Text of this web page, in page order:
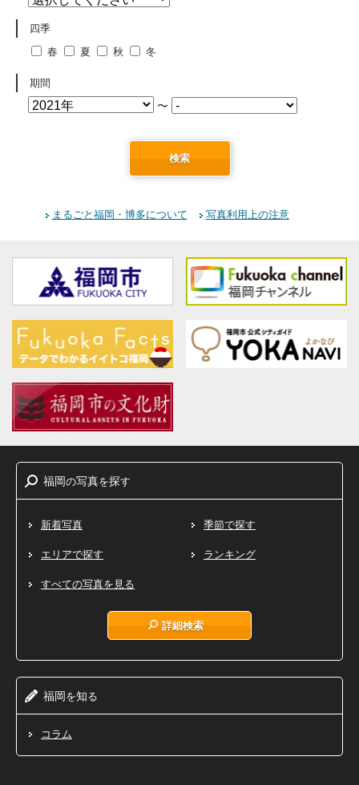
四季
春
夏 秋 冬
期間
〜
検索
まるごと福岡・博多について 写真利用上の注意
福岡の写真を探す
新着写真 季節で探す
エリアで探す ランキング
すべての写真を見る
詳細検索
福岡を知る
コラム